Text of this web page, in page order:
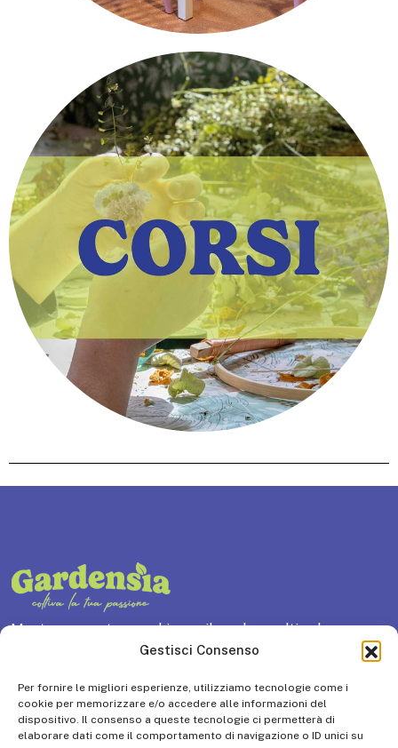
Gestisci Consenso
Per fornire le migliori esperienze, utilizziamo tecnologie come i
cookie per memorizzare e/o accedere alle informazioni del
dispositivo. Il consenso a queste tecnologie ci permetterà di
elaborare dati come il comportamento di navigazione o ID unici su
Mostra mercato per chi ama il verde e coltiva la
passione per orto, giardino e outdoor living.
Via Brescia, 129
25018 Montichiari (BS) ITALY